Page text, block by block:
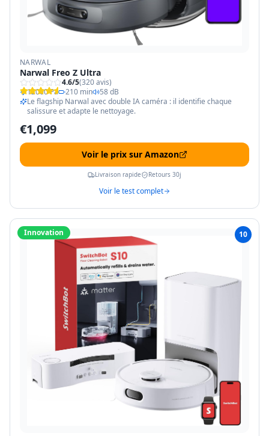
NARWAL
Narwal Freo Z Ultra
4.6/5(320avis)
12000 Pa
210 min
58 dB
Le flagship Narwal avec double IA caméra : il identifie chaque
salissure et adapte le nettoyage.
€1,099
Voir le prix sur Amazon
Livraison rapide Retours 30j
Voir le test complet
Innovation 10